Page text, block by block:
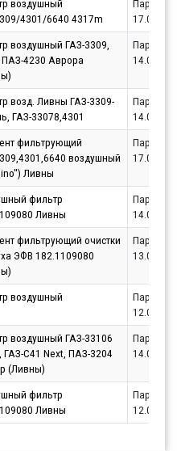
воздушный
4301/6640 4317m
Партнёр
воздушный ГАЗ-3309,
ПАЗ-4230 Аврора
Партнёр
возд. Ливны ГАЗ-3309-
ГАЗ-33078,4301
Партнёр
фильтрующий
воздушный
Ливны
Партнёр
фильтр
Ливны
Партнёр
фильтрующий очистки
ЭФВ 182.1109080
Партнёр
воздушный
Партнёр
воздушный ГАЗ-33106
ГАЗ-С41 Next, ПАЗ-3204
(Ливны)
Партнёр
фильтр
Ливны
Партнёр